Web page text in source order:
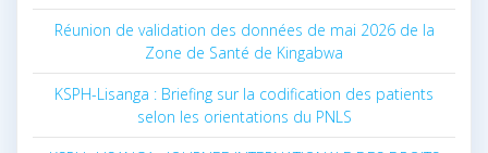
Réunion de validation des données de mai 2026 de la
Zone de Santé de Kingabwa
KSPH-Lisanga : Briefing sur la codification des patients
selon les orientations du PNLS